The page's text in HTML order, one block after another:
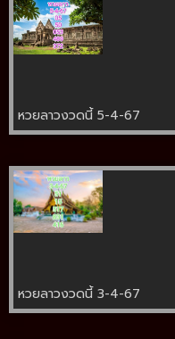
หวยลาวงวดนี้ 5-4-67
หวยลาวงวดนี้ 3-4-67